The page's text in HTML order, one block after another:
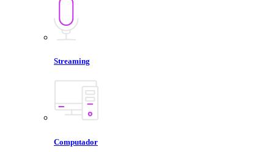
Streaming
Computador